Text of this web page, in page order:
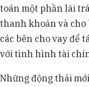
toán một phần lãi
thanh khoản và cho
các bên cho vay để
với tình hình tài
Những động thái